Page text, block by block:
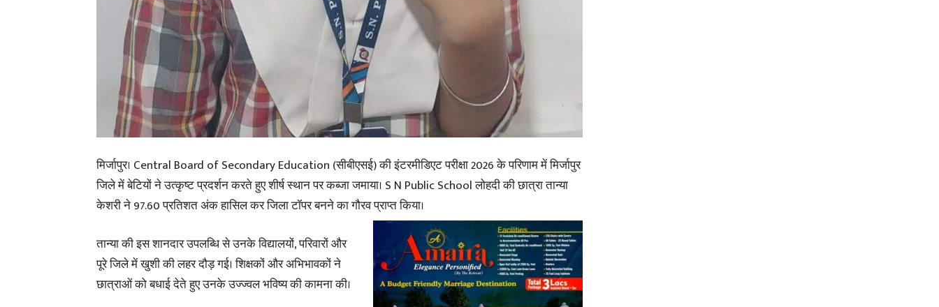
Hindi
News
Paper
मिर्जापुर। Central Board of Secondary Education (सीबीएसई) की इंटरमीडिएट परीक्षा 2026 के परिणाम में मिर्जापुर
जिले में बेटियों ने उत्कृष्ट प्रदर्शन करते हुए शीर्ष स्थान पर कब्जा जमाया। S N Public School लोहदी की छात्रा तान्या
केशरी ने 97.60 प्रतिशत अंक हासिल कर जिला टॉपर बनने का गौरव प्राप्त किया।
तान्या की इस शानदार उपलब्धि से उनके विद्यालयों, परिवारों और
पूरे जिले में खुशी की लहर दौड़ गई। शिक्षकों और अभिभावकों ने
छात्राओं को बधाई देते हुए उनके उज्ज्वल भविष्य की कामना की।